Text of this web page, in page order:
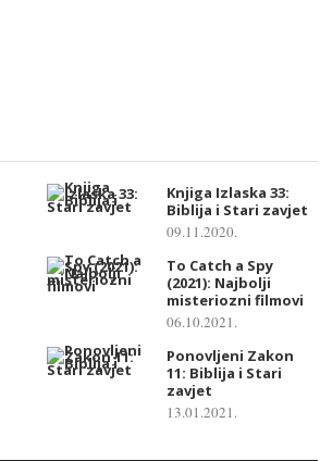
Knjiga Izlaska 33:
Biblija i Stari zavjet
09.11.2020.
To Catch a Spy
(2021): Najbolji
misteriozni filmovi
06.10.2021.
Ponovljeni Zakon
11: Biblija i Stari
zavjet
13.01.2021.